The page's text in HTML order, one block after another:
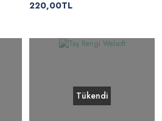
220,00TL
Tükendi